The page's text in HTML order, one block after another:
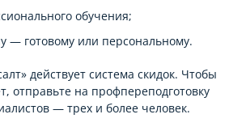
обучения;
— готовому или персональному.
действует система скидок. Чтобы
отправьте на профпереподготовку
— трех и более человек.